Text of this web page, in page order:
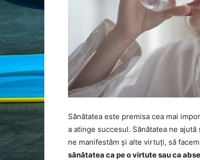
Sănătatea este premisa cea mai
a atinge succesul. Sănătatea ne
ne manifestăm și alte virtuți, să
sănătatea ca pe o virtute sau ca